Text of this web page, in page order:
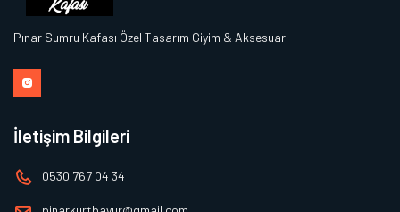
Pınar Sumru Kafası Özel Tasarım Giyim & Aksesuar
İletişim Bilgileri
0530 767 04 34